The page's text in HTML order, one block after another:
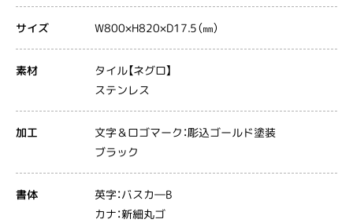
サイズ W800×H820×D17.5（㎜）
素材 タイル【ネグロ】
ステンレス
加工 文字＆ロゴマーク：彫込ゴールド塗装
ブラック
書体 英字：バスカ―B
カナ：新細丸ゴ